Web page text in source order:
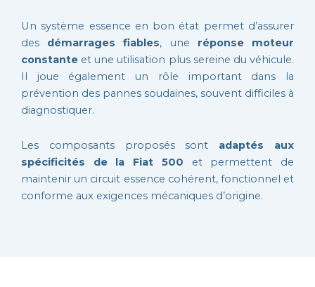
Un système essence en bon état permet d’assurer
des démarrages fiables, une réponse moteur
constante et une utilisation plus sereine du véhicule.
Il joue également un rôle important dans la
prévention des pannes soudaines, souvent difficiles à
diagnostiquer.
Les composants proposés sont adaptés aux
spécificités de la Fiat 500 et permettent de
maintenir un circuit essence cohérent, fonctionnel et
conforme aux exigences mécaniques d’origine.